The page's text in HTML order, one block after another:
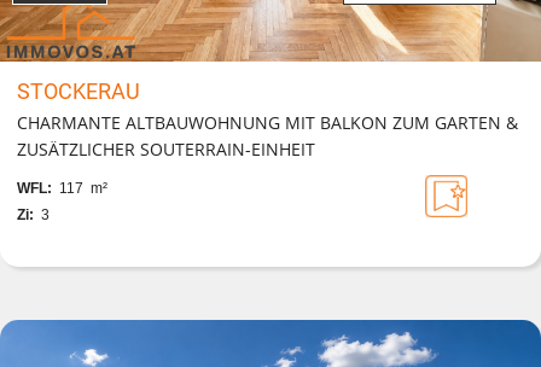
STOCKERAU
CHARMANTE ALTBAUWOHNUNG MIT BALKON ZUM GARTEN &
ZUSÄTZLICHER SOUTERRAIN-EINHEIT
WFL: 117 m²
Zi: 3